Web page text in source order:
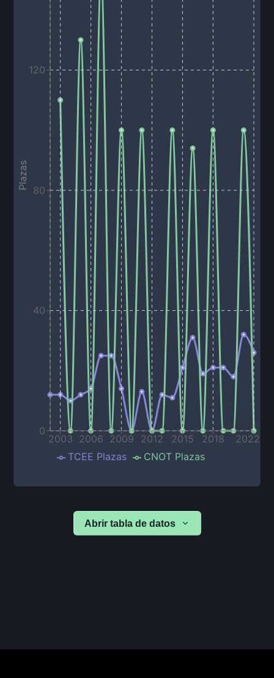
2003 2006 2009 2012 2015 2018 2022
0
40
80
120
Plazas
TCEE Plazas CNOT Plazas
Abrir tabla de datos